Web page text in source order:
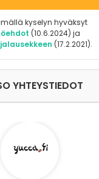
kyselyn hyväksyt
(10.6.2024) ja
(17.2.2021).
YHTEYSTIEDOT